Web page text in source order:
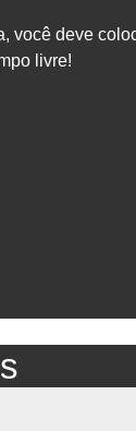
você deve
livre!